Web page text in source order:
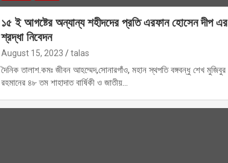
১৫ ই আগষ্টের অন্যান্য শহীদদের প্রতি এরফান হোসেন দীপ এর
শ্রদ্ধা নিবেদন
August 15, 2023 talas
দৈনিক তালাশ.কমঃ জীবন আহম্মেদ,সোনারগাঁও, মহান স্থপতি বঙ্গবন্ধু শেখ মুজিবুর
রহমানের ৪৮ তম শাহাদাত বার্ষিকী ও জাতীয়…